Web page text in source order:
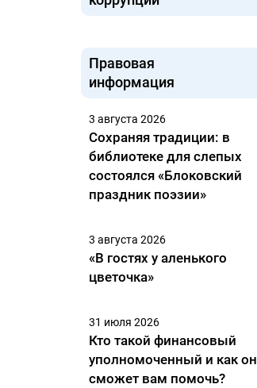
Правовая
информация
3 августа 2026
Сохраняя традиции: в
библиотеке для слепых
состоялся «Блоковский
праздник поэзии»
3 августа 2026
«В гостях у аленького
цветочка»
31 июля 2026
Кто такой финансовый
уполномоченный и как он
сможет вам помочь?